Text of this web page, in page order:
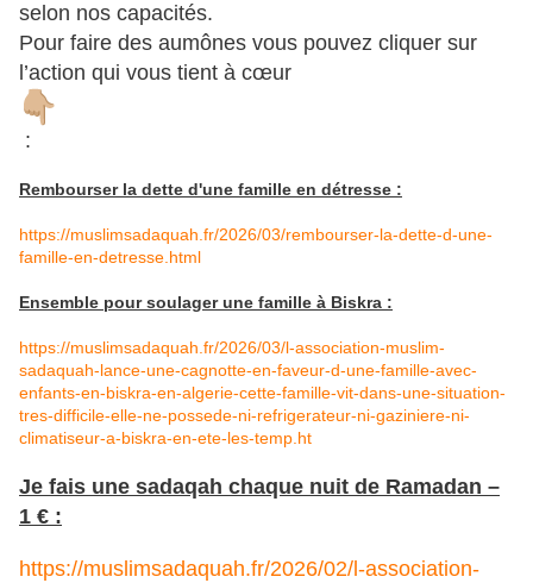
selon nos capacités.
Pour faire des aumônes vous pouvez cliquer sur
l’action qui vous tient à cœur
:
Rembourser la dette d'une famille en détresse :
https://muslimsadaquah.fr/2026/03/rembourser-la-dette-d-une-
famille-en-detresse.html
Ensemble pour soulager une famille à Biskra :
https://muslimsadaquah.fr/2026/03/l-association-muslim-
sadaquah-lance-une-cagnotte-en-faveur-d-une-famille-avec-
enfants-en-biskra-en-algerie-cette-famille-vit-dans-une-situation-
tres-difficile-elle-ne-possede-ni-refrigerateur-ni-gaziniere-ni-
climatiseur-a-biskra-en-ete-les-temp.ht
Je fais une sadaqah chaque nuit de Ramadan –
1 € :
https://muslimsadaquah.fr/2026/02/l-association-